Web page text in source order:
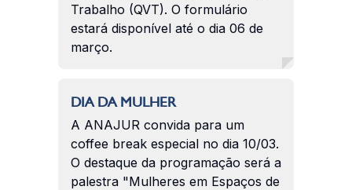
Trabalho (QVT). O formulário
estará disponível até o dia 06 de
março.
DIA DA MULHER
A ANAJUR convida para um
coffee break especial no dia 10/03.
O destaque da programação será a
palestra "Mulheres em Espaços de